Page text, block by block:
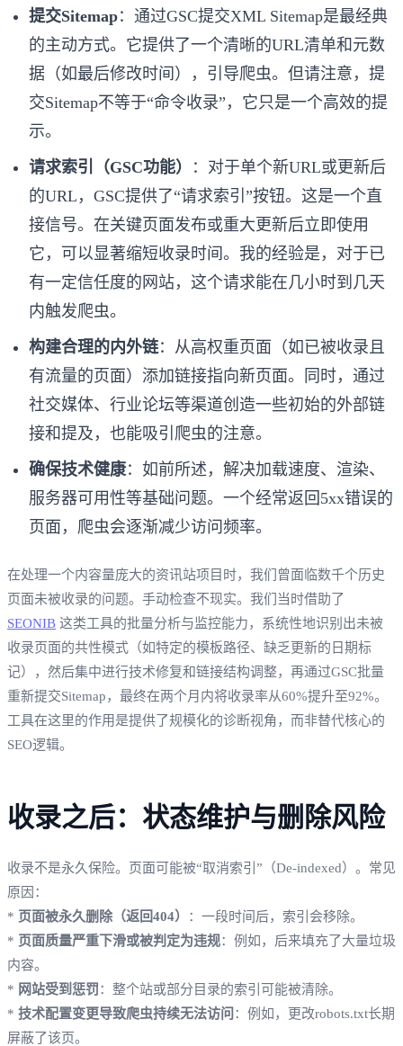
提交Sitemap：通过GSC提交XML Sitemap是最经典
的主动方式。它提供了一个清晰的URL清单和元数
据（如最后修改时间），引导爬虫。但请注意，提
交Sitemap不等于“命令收录”，它只是一个高效的提
示。
请求索引（GSC功能）
：对于单个新URL或更新后
的URL，GSC提供了“请求索引”按钮。这是一个直
接信号。在关键页面发布或重大更新后立即使用
它，可以显著缩短收录时间。我的经验是，对于已
有一定信任度的网站，这个请求能在几小时到几天
内触发爬虫。
构建合理的内外链：从高权重页面（如已被收录且
有流量的页面）添加链接指向新页面。同时，通过
社交媒体、行业论坛等渠道创造一些初始的外部链
接和提及，也能吸引爬虫的注意。
确保技术健康：如前所述，解决加载速度、渲染、
服务器可用性等基础问题。一个经常返回5xx错误的
页面，爬虫会逐渐减少访问频率。
在处理一个内容量庞大的资讯站项目时，我们曾面临数千个历史
页面未被收录的问题。手动检查不现实。我们当时借助了
SEONIB 这类工具的批量分析与监控能力，系统性地识别出未被
收录页面的共性模式（如特定的模板路径、缺乏更新的日期标
记），然后集中进行技术修复和链接结构调整，再通过GSC批量
重新提交Sitemap，最终在两个月内将收录率从60%提升至92%。
工具在这里的作用是提供了规模化的诊断视角，而非替代核心的
SEO逻辑。
收录之后：状态维护与删除风险
收录不是永久保险。页面可能被“取消索引”（De-indexed）。常见
原因：
* 页面被永久删除（返回404）
：一段时间后，索引会移除。
* 页面质量严重下滑或被判定为违规：例如，后来填充了大量垃圾
内容。
* 网站受到惩罚 ：整个站或部分目录的索引可能被清除。
* 技术配置变更导致爬虫持续无法访问 ：例如，更改robots.txt长期
屏蔽了该页。